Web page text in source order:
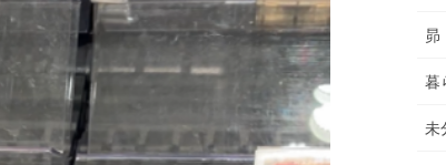
昴
暮
未